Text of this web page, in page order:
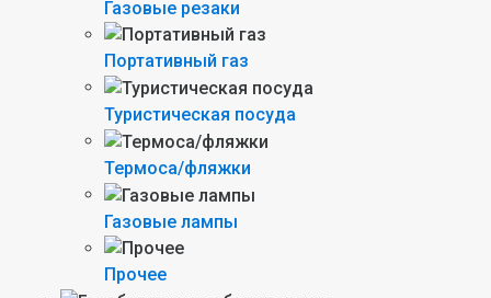
Газовые резаки
Портативный газ
Туристическая посуда
Термоса/фляжки
Газовые лампы
Прочее